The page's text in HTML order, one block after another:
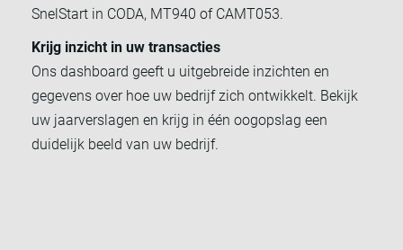
SnelStart in CODA, MT940 of CAMT053.
Krijg inzicht in uw transacties
Ons dashboard geeft u uitgebreide inzichten en
gegevens over hoe uw bedrijf zich ontwikkelt. Bekijk
uw jaarverslagen en krijg in één oogopslag een
duidelijk beeld van uw bedrijf.